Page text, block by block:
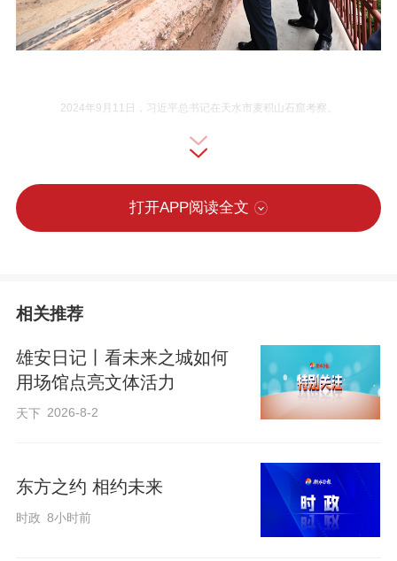
2024年9月11日，习近平总书记在天水市麦积山石窟考察。
年前的甘肃天水麦积山石窟如同一颗璀璨
的明珠。习近平主席在发表二〇二五年新
方微笑”。
打开APP阅读全文
相关推荐
雄安日记丨看未来之城如何
用场馆点亮文体活力
天下 2026-8-2
东方之约 相约未来
时政 8小时前